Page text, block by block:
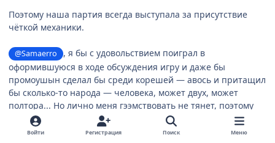
Поэтому наша партия всегда выступала за присутствие
чёткой механики.
@Samaerro
, я бы с удовольствием поиграл в
оформившуюся в ходе обсуждения игру и даже бы
промоушын сделал бы среди корешей — авось и притащил
бы сколько-то народа — человека, может двух, может
полтора... Но лично меня гээмствовать не тянет, поэтому
сие я с удовольствием переложу на чьи-нибудь другие
плечи. Поговори, что ли, с Хельгартом, который, видимо,
Войти Регистрация Поиск Меню